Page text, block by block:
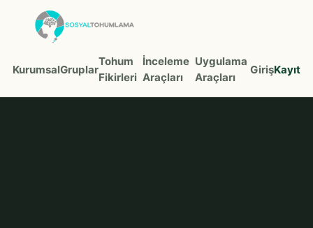
KurumsalGruplar
Tohum
Fikirleri
İnceleme
Araçları
Uygulama
Araçları
GirişKayıt